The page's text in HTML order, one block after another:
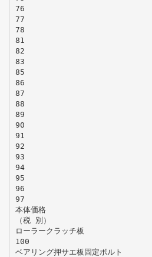
76
77
78
81
82
83
85
86
87
88
89
90
91
92
93
94
95
96
97
本体価格
（税 別）
ローラークラッチ板
100
ベアリング押サエ板固定ボルト